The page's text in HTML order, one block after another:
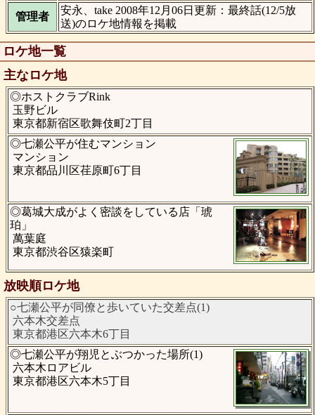
管理者
安永、take 2008年12月06日更新：最終話(12/5放
送)のロケ地情報を掲載
ロケ地一覧
主なロケ地
◎ホストクラブRink
玉野ビル
東京都新宿区歌舞伎町2丁目
◎七瀬公平が住むマンション
マンション
東京都品川区荏原町6丁目
◎葛城大成がよく密談をしている店「琥
珀」
萬葉庭
東京都渋谷区猿楽町
放映順ロケ地
○七瀬公平が同僚と歩いていた交差点(1)
六本木交差点
東京都港区六本木6丁目
◎七瀬公平が翔児とぶつかった場所(1)
六本木ロアビル
東京都港区六本木5丁目